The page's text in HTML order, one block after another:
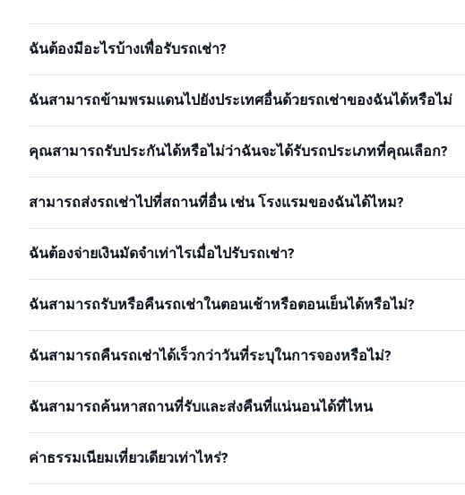
ฉันต้องมีอะไรบ้างเพื่อรับรถเช่า?
ฉันสามารถข้ามพรมแดนไปยังประเทศอื่นด้วยรถเช่าของฉันได้หรือไม่
คุณสามารถรับประกันได้หรือไม่ว่าฉันจะได้รับรถประเภทที่คุณเลือก?
สามารถส่งรถเช่าไปที่สถานที่อื่น เช่น โรงแรมของฉันได้ไหม?
ฉันต้องจ่ายเงินมัดจำเท่าไรเมื่อไปรับรถเช่า?
ฉันสามารถรับหรือคืนรถเช่าในตอนเช้าหรือตอนเย็นได้หรือไม่?
ฉันสามารถคืนรถเช่าได้เร็วกว่าวันที่ระบุในการจองหรือไม่?
ฉันสามารถค้นหาสถานที่รับและส่งคืนที่แน่นอนได้ที่ไหน
ค่าธรรมเนียมเที่ยวเดียวเท่าไหร่?